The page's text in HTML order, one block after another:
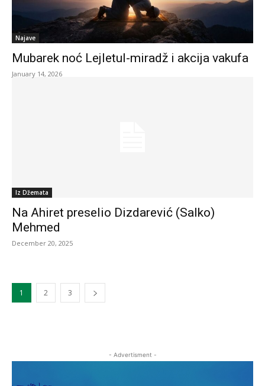
Najave
Mubarek noć Lejletul-miradž i akcija vakufa
January 14, 2026
Iz Džemata
Na Ahiret preselio Dizdarević (Salko)
Mehmed
December 20, 2025
1 2 3
- Advertisment -